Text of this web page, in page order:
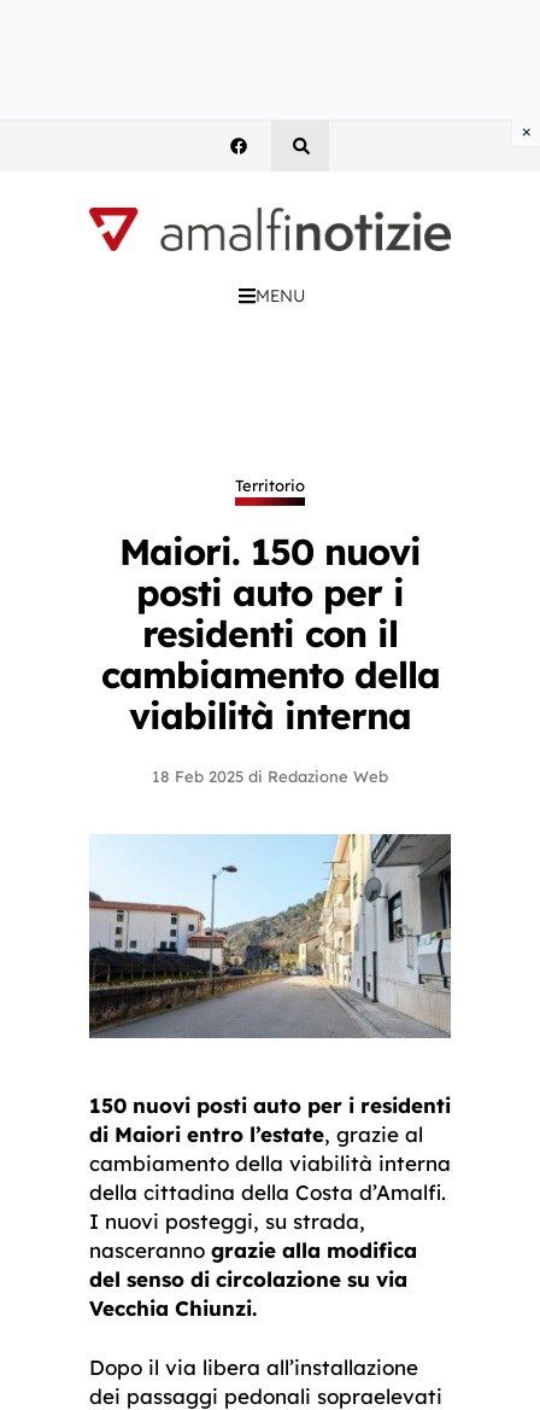
MENU
Territorio
Maiori. 150 nuovi
posti auto per i
residenti con il
cambiamento della
viabilità interna
18 Feb 2025 di Redazione Web
150 nuovi posti auto per i residenti
di Maiori entro l’estate, grazie al
cambiamento della viabilità interna
della cittadina della Costa d’Amalfi.
I nuovi posteggi, su strada,
nasceranno grazie alla modifica
del senso di circolazione su via
Vecchia Chiunzi.
Dopo il via libera all’installazione
dei passaggi pedonali sopraelevati
×